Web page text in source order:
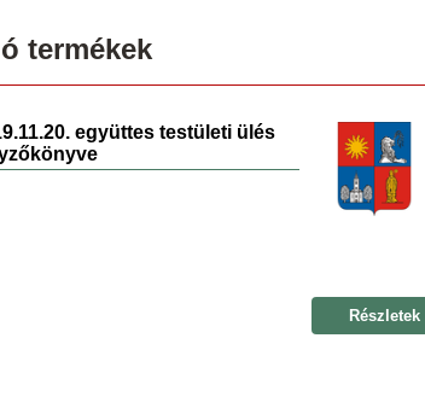
termékek
együttes testületi ülés
Részletek